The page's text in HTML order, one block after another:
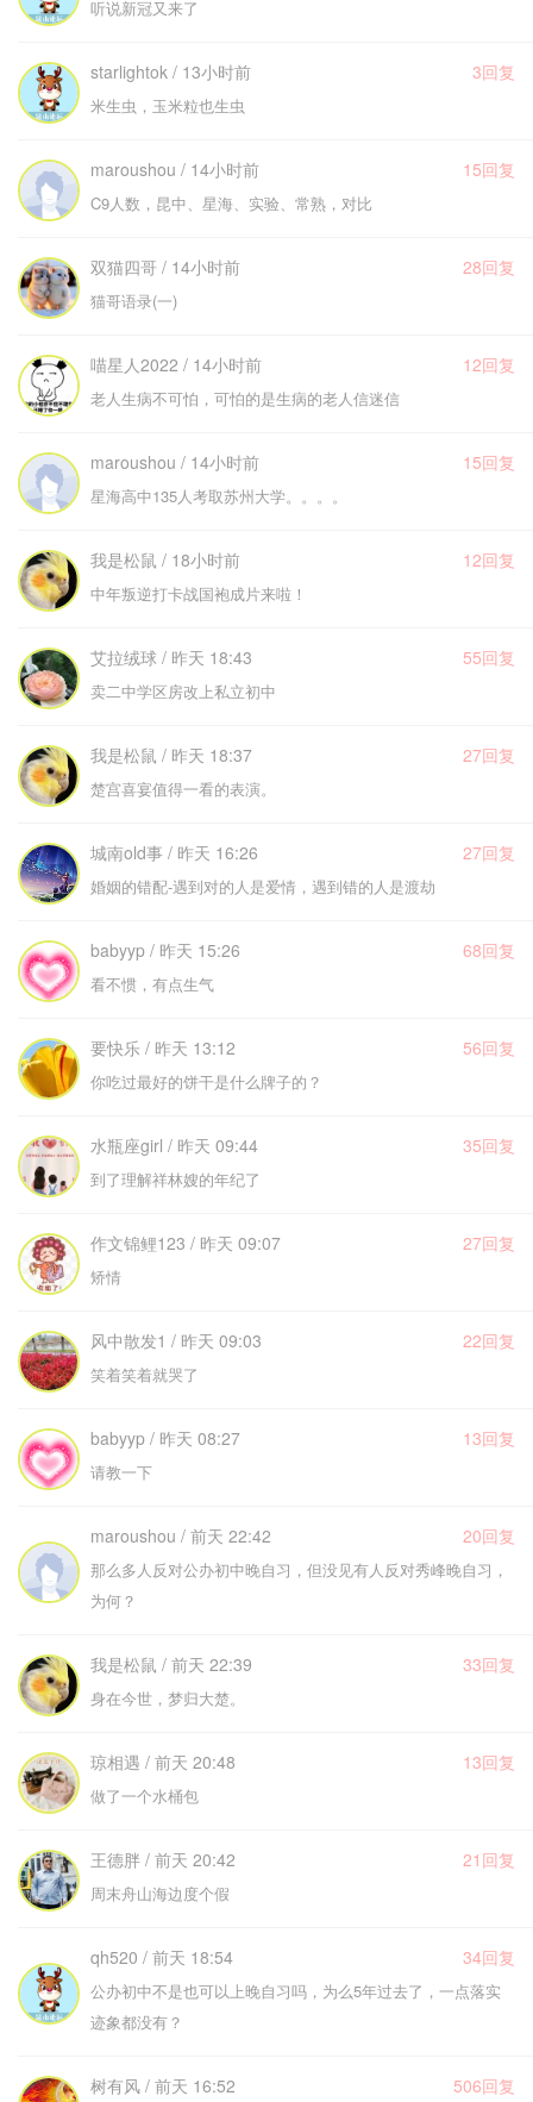
听说新冠又来了
starlightok / 13小时前 3回复
米生虫，玉米粒也生虫
maroushou / 14小时前 15回复
C9人数，昆中、星海、实验、常熟，对比
双猫四哥 / 14小时前 28回复
猫哥语录(一)
喵星人2022 / 14小时前 12回复
老人生病不可怕，可怕的是生病的老人信迷信
maroushou / 14小时前 15回复
星海高中135人考取苏州大学。。。。
我是松鼠 / 18小时前 12回复
中年叛逆打卡战国袍成片来啦！
艾拉绒球 / 昨天 18:43 55回复
卖二中学区房改上私立初中
我是松鼠 / 昨天 18:37 27回复
楚宫喜宴值得一看的表演。
城南old事 / 昨天 16:26 27回复
婚姻的错配-遇到对的人是爱情，遇到错的人是渡劫
babyyp / 昨天 15:26 68回复
看不惯，有点生气
要快乐 / 昨天 13:12 56回复
你吃过最好的饼干是什么牌子的？
水瓶座girl / 昨天 09:44 35回复
到了理解祥林嫂的年纪了
作文锦鲤123 / 昨天 09:07 27回复
矫情
风中散发1 / 昨天 09:03 22回复
笑着笑着就哭了
babyyp / 昨天 08:27 13回复
请教一下
maroushou / 前天 22:42 20回复
那么多人反对公办初中晚自习，但没见有人反对秀峰晚自习，
为何？
我是松鼠 / 前天 22:39 33回复
身在今世，梦归大楚。
琼相遇 / 前天 20:48 13回复
做了一个水桶包
王德胖 / 前天 20:42 21回复
周末舟山海边度个假
qh520 / 前天 18:54 34回复
公办初中不是也可以上晚自习吗，为么5年过去了，一点落实
迹象都没有？
树有风 / 前天 16:52 506回复